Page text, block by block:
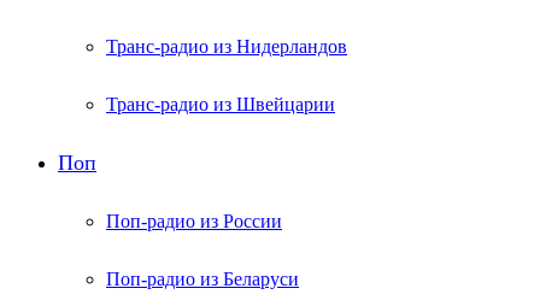
Транс-радио из Нидерландов
Транс-радио из Швейцарии
Поп
Поп-радио из России
Поп-радио из Беларуси